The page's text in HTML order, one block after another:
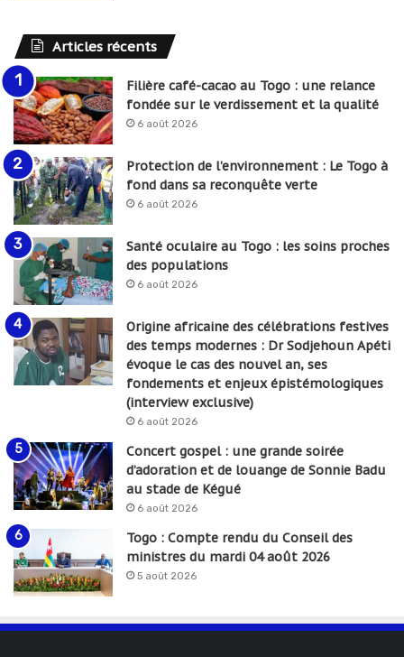
Articles récents
Filière café-cacao au Togo : une relance
fondée sur le verdissement et la qualité
6 août 2026
Protection de l’environnement : Le Togo à
fond dans sa reconquête verte
6 août 2026
Santé oculaire au Togo : les soins proches
des populations
6 août 2026
Origine africaine des célébrations festives
des temps modernes : Dr Sodjehoun Apéti
évoque le cas des nouvel an, ses
fondements et enjeux épistémologiques
(interview exclusive)
6 août 2026
Concert gospel : une grande soirée
d’adoration et de louange de Sonnie Badu
au stade de Kégué
6 août 2026
Togo : Compte rendu du Conseil des
ministres du mardi 04 août 2026
5 août 2026